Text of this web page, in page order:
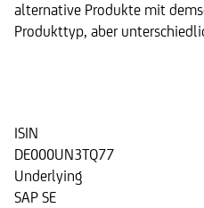
alternative Produkte mit
Produkttyp, aber
ISIN
DE000UN3TQ77
Underlying
SAP SE